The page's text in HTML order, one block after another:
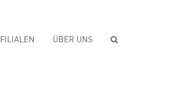
FILIALEN ÜBER UNS